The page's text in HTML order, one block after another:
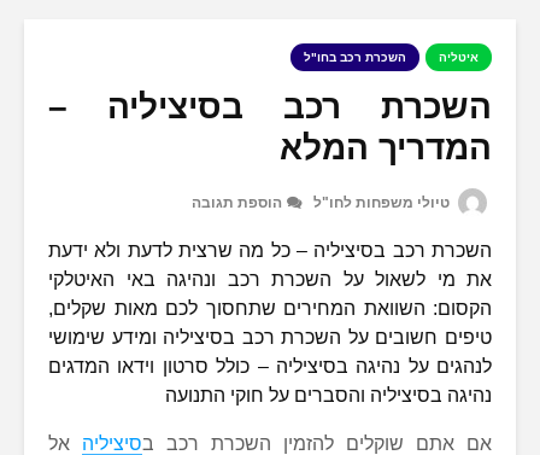
איטליה השכרת רכב בחו"ל
השכרת רכב בסיציליה –
המדריך המלא
טיולי משפחות לחו"ל הוספת תגובה
השכרת רכב בסיציליה – כל מה שרצית לדעת ולא ידעת
את מי לשאול על השכרת רכב ונהיגה באי האיטלקי
הקסום: השוואת המחירים שתחסוך לכם מאות שקלים,
טיפים חשובים על השכרת רכב בסיציליה ומידע שימושי
לנהגים על נהיגה בסיציליה – כולל סרטון וידאו המדגים
נהיגה בסיציליה והסברים על חוקי התנועה
אם אתם שוקלים להזמין השכרת רכב בסיציליה אל